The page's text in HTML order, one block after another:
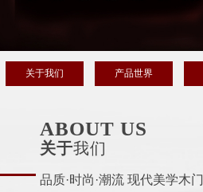
关于我们 产品世界
ABOUT US
关于我们
品质·时尚·潮流 现代美学木门